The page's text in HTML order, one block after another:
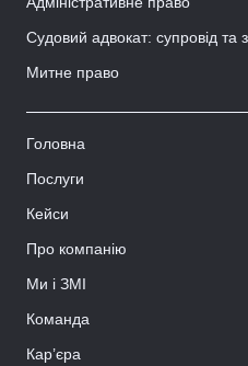
Судовий адвокат: супровід та
Митне право
Головна
Послуги
Кейси
Про компанію
Ми і ЗМІ
Команда
Кар’єра